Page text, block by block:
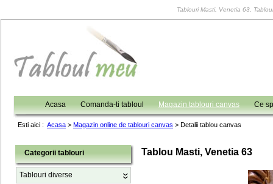
Tablouri Masti, Venetia 63,
Acasa Comanda-ti tabloul Magazin tablouri canvas Ce
Esti aici : Acasa > Magazin online de tablouri canvas > Detalii tablou canvas
Categorii tablouri
Tablouri diverse
Tablou Masti, Venetia 63